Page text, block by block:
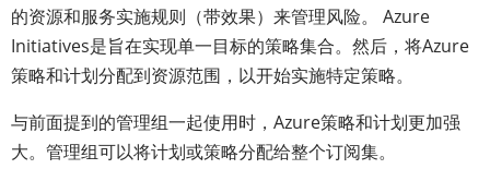
的资源和服务实施规则（带效果）来管理风险。 Azure
Initiatives是旨在实现单一目标的策略集合。然后，将Azure
策略和计划分配到资源范围，以开始实施特定策略。
与前面提到的管理组一起使用时，Azure策略和计划更加强
大。管理组可以将计划或策略分配给整个订阅集。